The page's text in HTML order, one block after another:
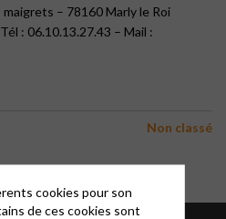
– 78160 Marly le Roi
: 06.10.13.27.43 – Mail :
Non classé
cookies pour son
de ces cookies sont